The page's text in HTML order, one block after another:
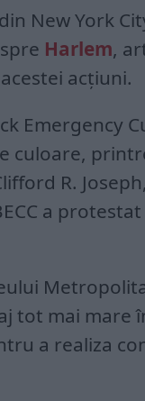
New York
Harlem,
acțiuni.
Emergency
culoare,
R.
a
tot mai mare
a realiza